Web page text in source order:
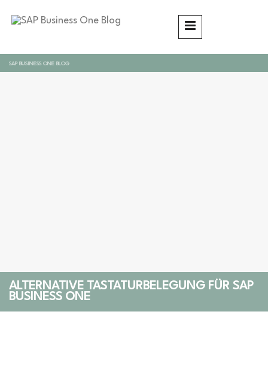
SAP BUSINESS ONE BLOG
ALTERNATIVE TASTATURBELEGUNG FÜR SAP
BUSINESS ONE